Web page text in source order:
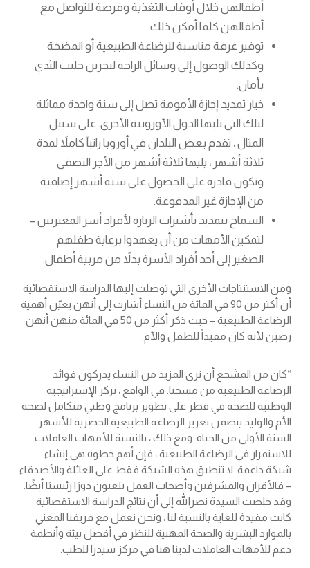
أطفالهن خلال أوقات التغذية وفرصة للتواصل مع
أطفالهن كلما أمكن ذلك.
توفير غرفة مناسبة للرضاعة الطبيعية أو المضخة
وكذلك الوصول إلى وسائل الراحة لتخزين حليب الثدي
بأمان.
خيار تمديد إجازة الأمومة تصل إلى سنة واحدة مماثلة
لتلك التي تليها الدول الأوروبية الأخرى. على سبيل
المثال ، تقدم بعض البلدان في أوروبا راتباً كاملاً لمدة
ثلاثة أشهر ، يليها ثلاثة أشهر من الأجر النصفى
وتكون قادرة على الحصول على ستة أشهر إضافية
من الإجازة غير المدفوعة.
السماح بتمديد تأشيرات الزيارة لأفراد أسر المغتربين –
لتمكين الأمهات من أن يعهدوا برعاية طفلهم
الصغير إلى أحد أفراد الأسرة بدلاً من مربية أطفال.
ومن الاستنتاجات الأخرى التي توصلت إليها الدراسة الاستقصائية
أن أكثر من 90 في المائة من النساء أشارت إلى أنهن يعيّن أهمية
الرضاعة الطبيعية – حيث ذكر أكثر من 50 في المائة منهن أنهن
رضبن لأنه كان مفيداً للطفل والأم.
“كان من المشجع أن نرى المزيد من النساء يدركون فوائد
الرضاعة الطبيعية من مسحنا. في الواقع ، تركز الإستراتيجية
الوطنية للصحة في قطر على تطوير برنامج وطني متكامل لصحة
الأم والوليد يتضمن تعزيز الرضاعة الطبيعية الحصرية للأشهر
الستة الأولى من الحياة. ومع ذلك ، بالنسبة للأمهات العاملات
للاستمرار في الرضاعة الطبيعية ، فإن أهم خطوة هي إنشاء
شبكة داعمة. لا تنطبق هذه الشبكة فقط على العائلة والأصدقاء
– فالأقران والمشرفين وأصحاب العمل يلعبون دورًا رئيسيًا أيضًا.
وقد خلصت السيدة نصرالله إلى أن نتائج الدراسة الاستقصائية
كانت مفيدة للغاية بالنسبة لنا ، ونحن نعمل مع فريقنا المعني
بالموارد البشرية والصحة المهنية للنظر في أفضل بيئة وأنظمة
دعم للأمهات العاملات لدينا هنا في مركز سيدرا للطب.